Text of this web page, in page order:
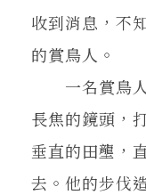
收到消息，不
的賞鳥人。
一名賞鳥人
長焦的鏡頭，
垂直的田壟，
去。他的步伐